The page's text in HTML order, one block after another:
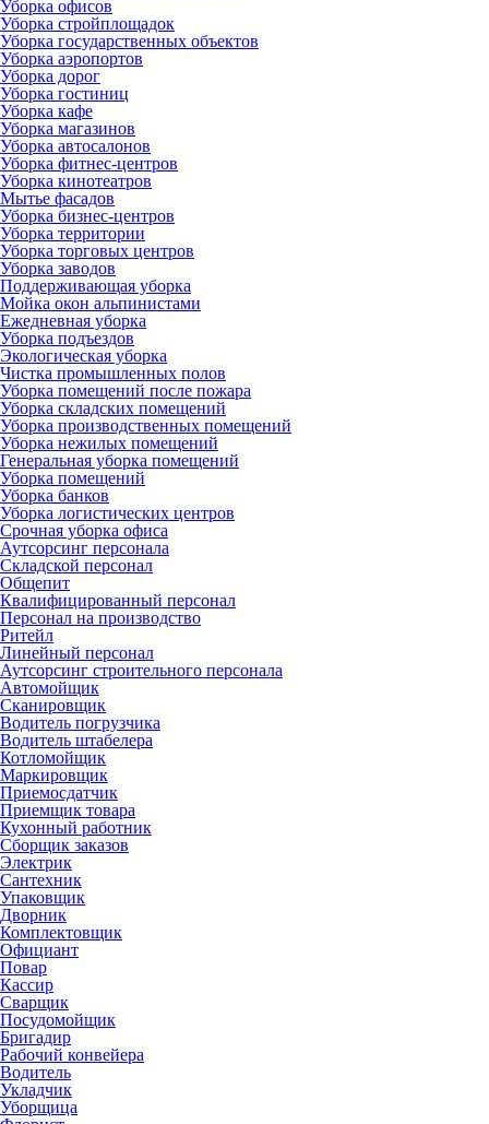
Уборка офисов
Уборка стройплощадок
Уборка государственных объектов
Уборка аэропортов
Уборка дорог
Уборка гостиниц
Уборка кафе
Уборка магазинов
Уборка автосалонов
Уборка фитнес-центров
Уборка кинотеатров
Мытье фасадов
Уборка бизнес-центров
Уборка территории
Уборка торговых центров
Уборка заводов
Поддерживающая уборка
Мойка окон альпинистами
Ежедневная уборка
Уборка подъездов
Экологическая уборка
Чистка промышленных полов
Уборка помещений после пожара
Уборка складских помещений
Уборка производственных помещений
Уборка нежилых помещений
Генеральная уборка помещений
Уборка помещений
Уборка банков
Уборка логистических центров
Срочная уборка офиса
Аутсорсинг персонала
Складской персонал
Общепит
Квалифицированный персонал
Персонал на производство
Ритейл
Линейный персонал
Аутсорсинг строительного персонала
Автомойщик
Сканировщик
Водитель погрузчика
Водитель штабелера
Котломойщик
Маркировщик
Приемосдатчик
Приемщик товара
Кухонный работник
Сборщик заказов
Электрик
Сантехник
Упаковщик
Дворник
Комплектовщик
Официант
Повар
Кассир
Сварщик
Посудомойщик
Бригадир
Рабочий конвейера
Водитель
Укладчик
Уборщица